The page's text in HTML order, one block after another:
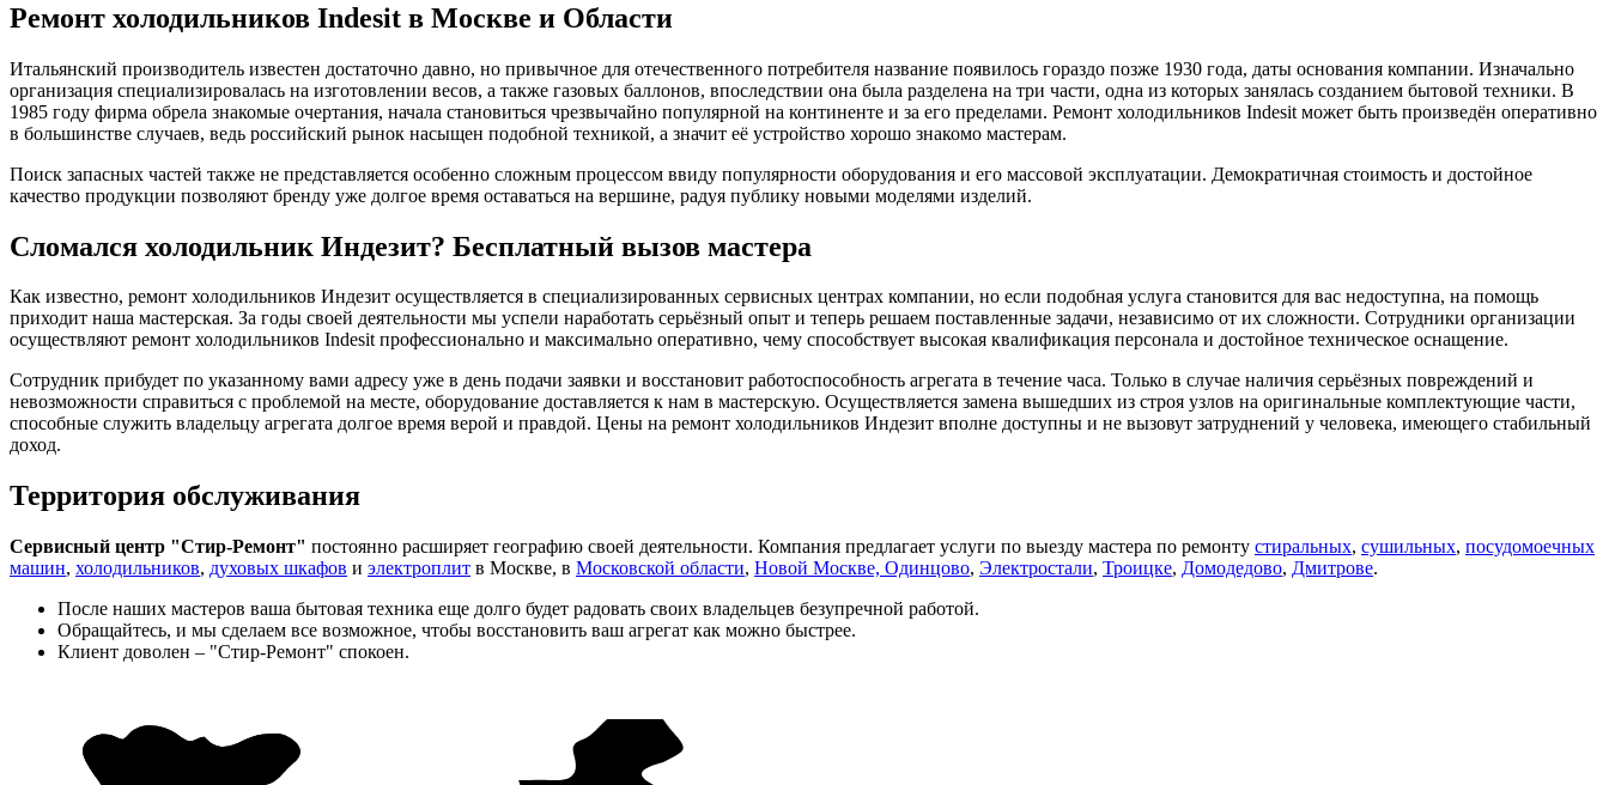
Ремонт холодильников Indesit в Москве и Области
Итальянский производитель известен достаточно давно, но привычное для отечественного потребителя название появилось гораздо позже 1930 года, даты основания компании. Изначально
организация специализировалась на изготовлении весов, а также газовых баллонов, впоследствии она была разделена на три части, одна из которых занялась созданием бытовой техники. В
1985 году фирма обрела знакомые очертания, начала становиться чрезвычайно популярной на континенте и за его пределами. Ремонт холодильников Indesit может быть произведён оперативно
в большинстве случаев, ведь российский рынок насыщен подобной техникой, а значит её устройство хорошо знакомо мастерам.
Поиск запасных частей также не представляется особенно сложным процессом ввиду популярности оборудования и его массовой эксплуатации. Демократичная стоимость и достойное
качество продукции позволяют бренду уже долгое время оставаться на вершине, радуя публику новыми моделями изделий.
Сломался холодильник Индезит? Бесплатный вызов мастера
Как известно, ремонт холодильников Индезит осуществляется в специализированных сервисных центрах компании, но если подобная услуга становится для вас недоступна, на помощь
приходит наша мастерская. За годы своей деятельности мы успели наработать серьёзный опыт и теперь решаем поставленные задачи, независимо от их сложности. Сотрудники организации
осуществляют ремонт холодильников Indesit профессионально и максимально оперативно, чему способствует высокая квалификация персонала и достойное техническое оснащение.
Сотрудник прибудет по указанному вами адресу уже в день подачи заявки и восстановит работоспособность агрегата в течение часа. Только в случае наличия серьёзных повреждений и
невозможности справиться с проблемой на месте, оборудование доставляется к нам в мастерскую. Осуществляется замена вышедших из строя узлов на оригинальные комплектующие части,
способные служить владельцу агрегата долгое время верой и правдой. Цены на ремонт холодильников Индезит вполне доступны и не вызовут затруднений у человека, имеющего стабильный
доход.
Территория обслуживания
Сервисный центр "Стир-Ремонт" постоянно расширяет географию своей деятельности. Компания предлагает услуги по выезду мастера по ремонту стиральных, сушильных, посудомоечных
машин, холодильников, духовых шкафов и электроплит в Москве, в Московской области, Новой Москве, Одинцово, Электростали, Троицке, Домодедово, Дмитрове.
После наших мастеров ваша бытовая техника еще долго будет радовать своих владельцев безупречной работой.
Обращайтесь, и мы сделаем все возможное, чтобы восстановить ваш агрегат как можно быстрее.
Клиент доволен – "Стир-Ремонт" спокоен.